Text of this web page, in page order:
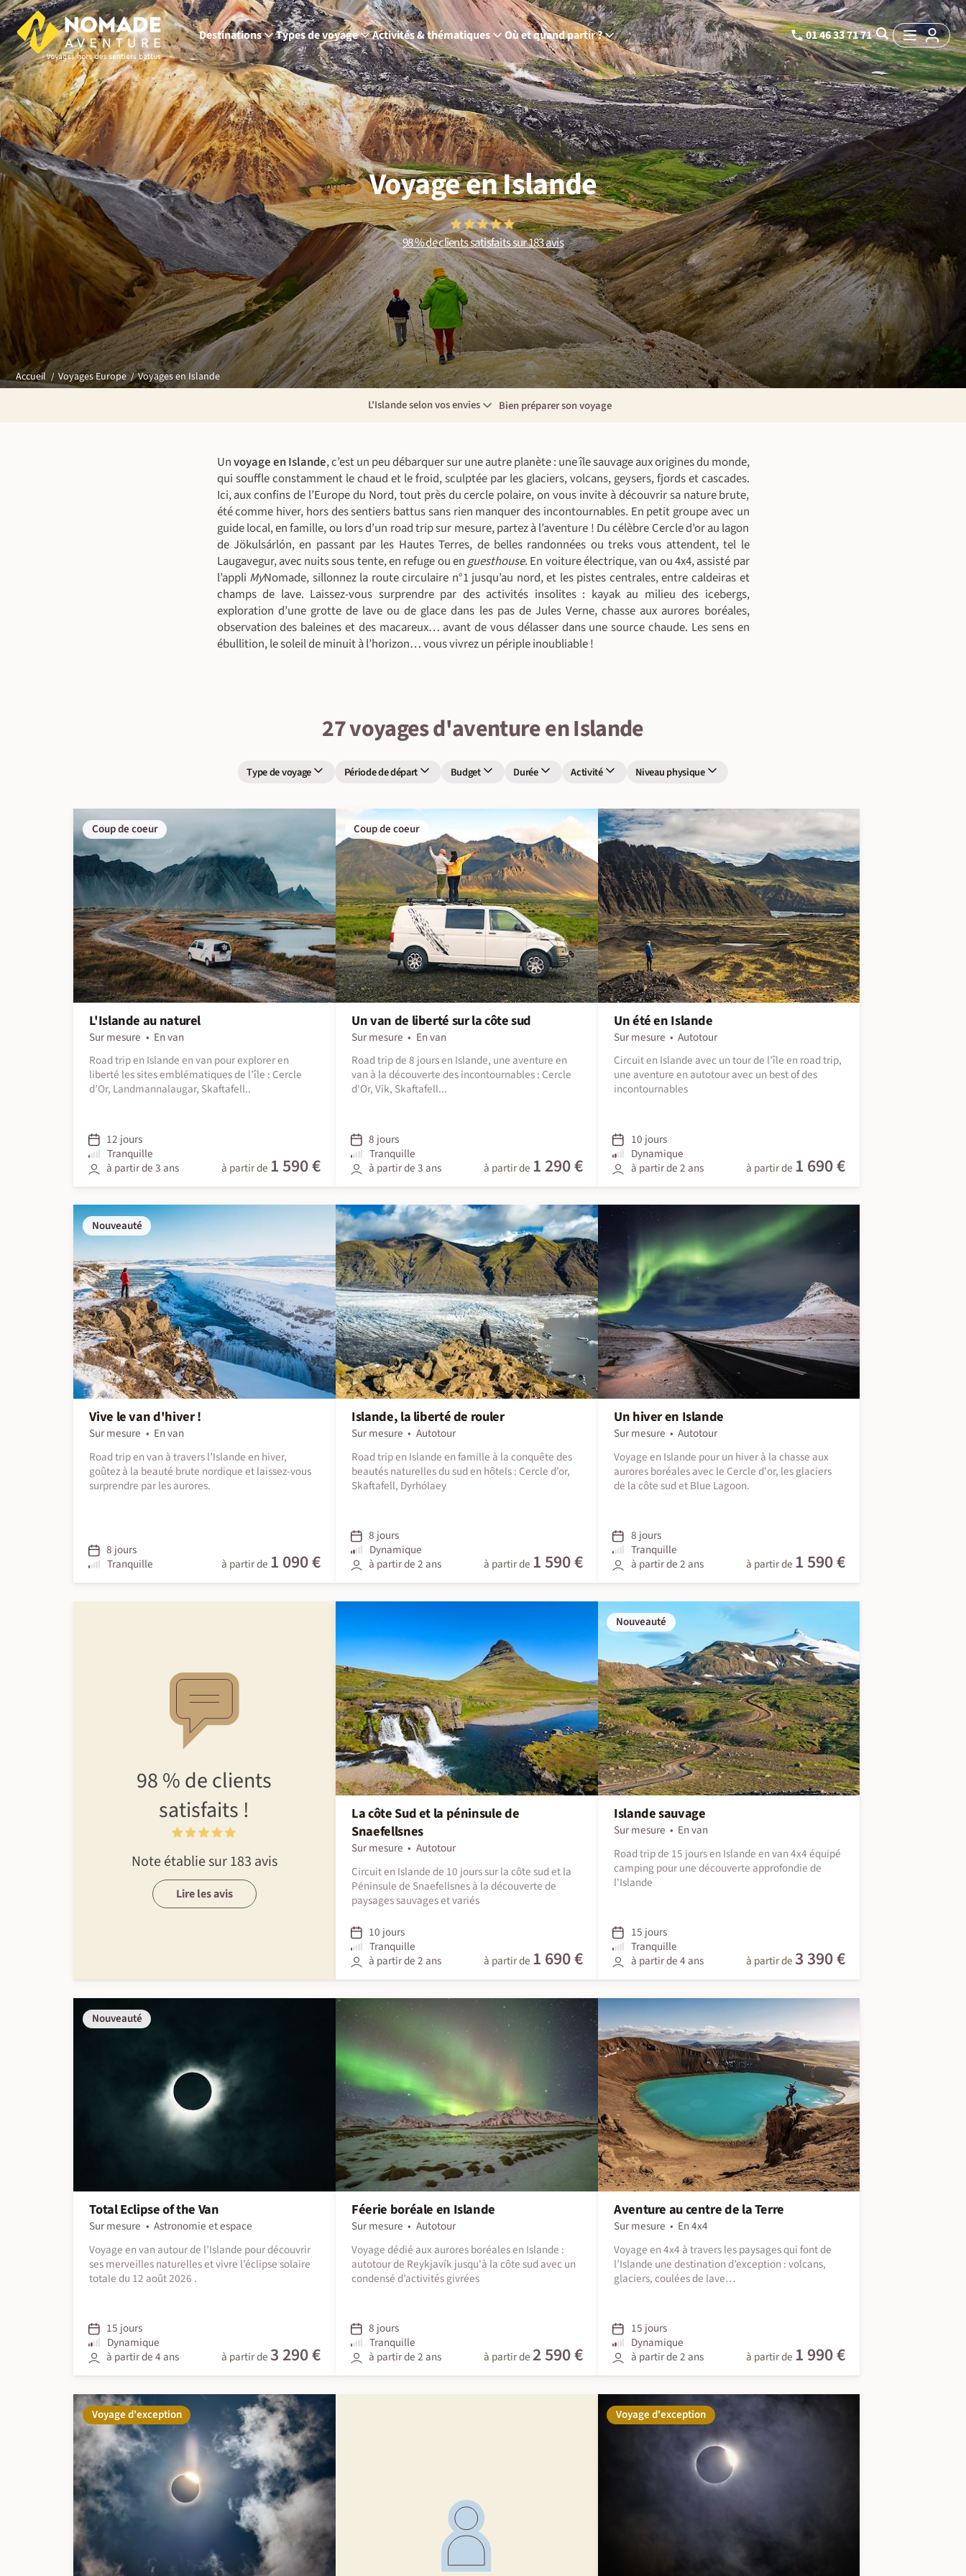
Destinations Types de voyage Activités & thématiques Où et quand partir ? 01 46 33 71 71
Voyage en Islande
98 % de clients satisfaits sur 183 avis
Accueil Voyages Europe Voyages en Islande
L'Islande selon vos envies Bien préparer son voyage
Unvoyage en Islande, c’est un peu débarquer sur une autre planète : une île sauvage aux origines du monde,
qui souffle constamment le chaud et le froid, sculptée par les glaciers, volcans, geysers, fjords et cascades.
Ici, aux confins de l’Europe du Nord, tout près du cercle polaire, on vous invite à découvrir sa nature brute,
été comme hiver, hors des sentiers battus sans rien manquer des incontournables. En petit groupe avec un
guide local, en famille, ou lors d’un road trip sur mesure, partez à l’aventure ! Du célèbre Cercle d’or au lagon
de Jökulsárlón, en passant par les Hautes Terres, de belles randonnées ou treks vous attendent, tel le
Laugavegur, avec nuits sous tente, en refuge ou enguesthouse. En voiture électrique, van ou 4x4, assisté par
l’appli MyNomade, sillonnez la route circulaire n°1 jusqu’au nord, et les pistes centrales, entre caldeiras et
champs de lave. Laissez-vous surprendre par des activités insolites : kayak au milieu des icebergs,
exploration d’une grotte de lave ou de glace dans les pas de Jules Verne, chasse aux aurores boréales,
observation des baleines et des macareux… avant de vous délasser dans une source chaude. Les sens en
ébullition, le soleil de minuit à l’horizon… vous vivrez un périple inoubliable !
27 voyages d'aventure en Islande
Type de voyage Période de départ Budget Durée Activité Niveau physique
Coup de coeur
L'Islande au naturel
Sur mesure
En van
Road trip en Islande en van pour explorer en
liberté les sites emblématiques de l’île : Cercle
d’Or, Landmannalaugar, Skaftafell..
12 jours
Tranquille
à partir de 3 ans
à partir de 1 590 €
Coup de coeur
Un van de liberté sur la côte sud
Sur mesure
En van
Road trip de 8 jours en Islande, une aventure en
van à la découverte des incontournables : Cercle
d'Or, Vik, Skaftafell...
8 jours
Tranquille
à partir de 3 ans
à partir de 1 290 €
Un été en Islande
Sur mesure
Autotour
Circuit en Islande avec un tour de l’île en road trip,
une aventure en autotour avec un best of des
incontournables
10 jours
Dynamique
à partir de 2 ans
à partir de 1 690 €
Nouveauté
Vive le van d'hiver !
Sur mesure
En van
Road trip en van à travers l’Islande en hiver,
goûtez à la beauté brute nordique et laissez-vous
surprendre par les aurores.
8 jours
Tranquille
à partir de 1 090 €
Islande, la liberté de rouler
Sur mesure
Autotour
Road trip en Islande en famille à la conquête des
beautés naturelles du sud en hôtels : Cercle d’or,
Skaftafell, Dyrhólaey
8 jours
Dynamique
à partir de 2 ans
à partir de 1 590 €
Un hiver en Islande
Sur mesure
Autotour
Voyage en Islande pour un hiver à la chasse aux
aurores boréales avec le Cercle d'or, les glaciers
de la côte sud et Blue Lagoon.
8 jours
Tranquille
à partir de 2 ans
à partir de 1 590 €
98 %de clients
satisfaits !
Note établie sur 183 avis
Lire les avis
La côte Sud et la péninsule de
Snaefellsnes
Sur mesure
Autotour
Circuit en Islande de 10 jours sur la côte sud et la
Péninsule de Snaefellsnes à la découverte de
paysages sauvages et variés
10 jours
Tranquille
à partir de 2 ans
à partir de 1 690 €
Nouveauté
Islande sauvage
Sur mesure
En van
Road trip de 15 jours en Islande en van 4x4 équipé
camping pour une découverte approfondie de
l'Islande
15 jours
Tranquille
à partir de 4 ans
à partir de 3 390 €
Nouveauté
Total Eclipse of the Van
Sur mesure
Astronomie et espace
Voyage en van autour de l’Islande pour découvrir
ses merveilles naturelles et vivre l’éclipse solaire
totale du 12 août 2026 .
15 jours
Dynamique
à partir de 4 ans
à partir de 3 290 €
Féerie boréale en Islande
Sur mesure
Autotour
Voyage dédié aux aurores boréales en Islande :
autotour de Reykjavík jusqu'à la côte sud avec un
condensé d’activités givrées
8 jours
Tranquille
à partir de 2 ans
à partir de 2 590 €
Aventure au centre de la Terre
Sur mesure
En 4x4
Voyage en 4x4 à travers les paysages qui font de
l’Islande une destination d’exception : volcans,
glaciers, coulées de lave…
15 jours
Dynamique
à partir de 2 ans
à partir de 1 990 €
Voyage d'exception Voyage d'exception